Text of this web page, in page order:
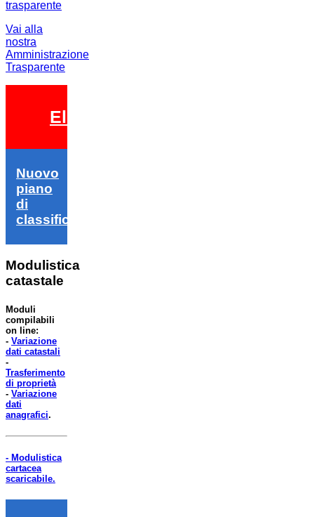
Vai alla
nostra
Amministrazione
Trasparente
Elezioni 2026
Nuovo
piano
di
classifica
Modulistica
catastale
Moduli
compilabili
on line:
- Variazione
dati catastali
-
Trasferimento
di proprietà
- Variazione
dati
anagrafici.
- Modulistica
cartacea
scaricabile.